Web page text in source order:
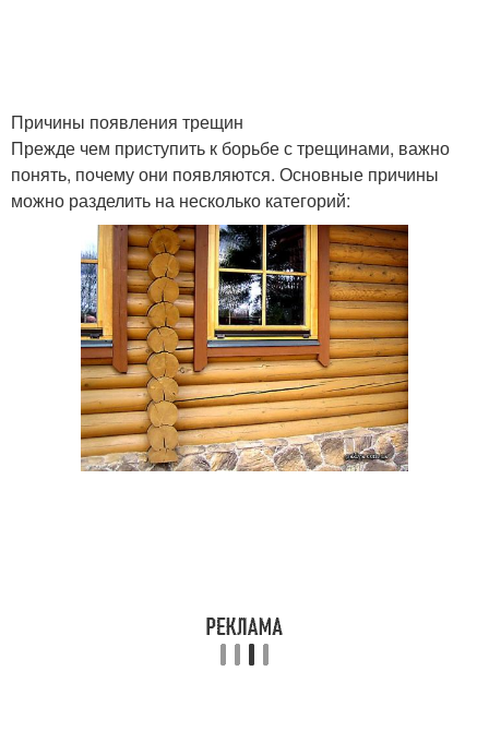
Причины появления трещин
Прежде чем приступить к борьбе с трещинами, важно
понять, почему они появляются. Основные причины
можно разделить на несколько категорий: